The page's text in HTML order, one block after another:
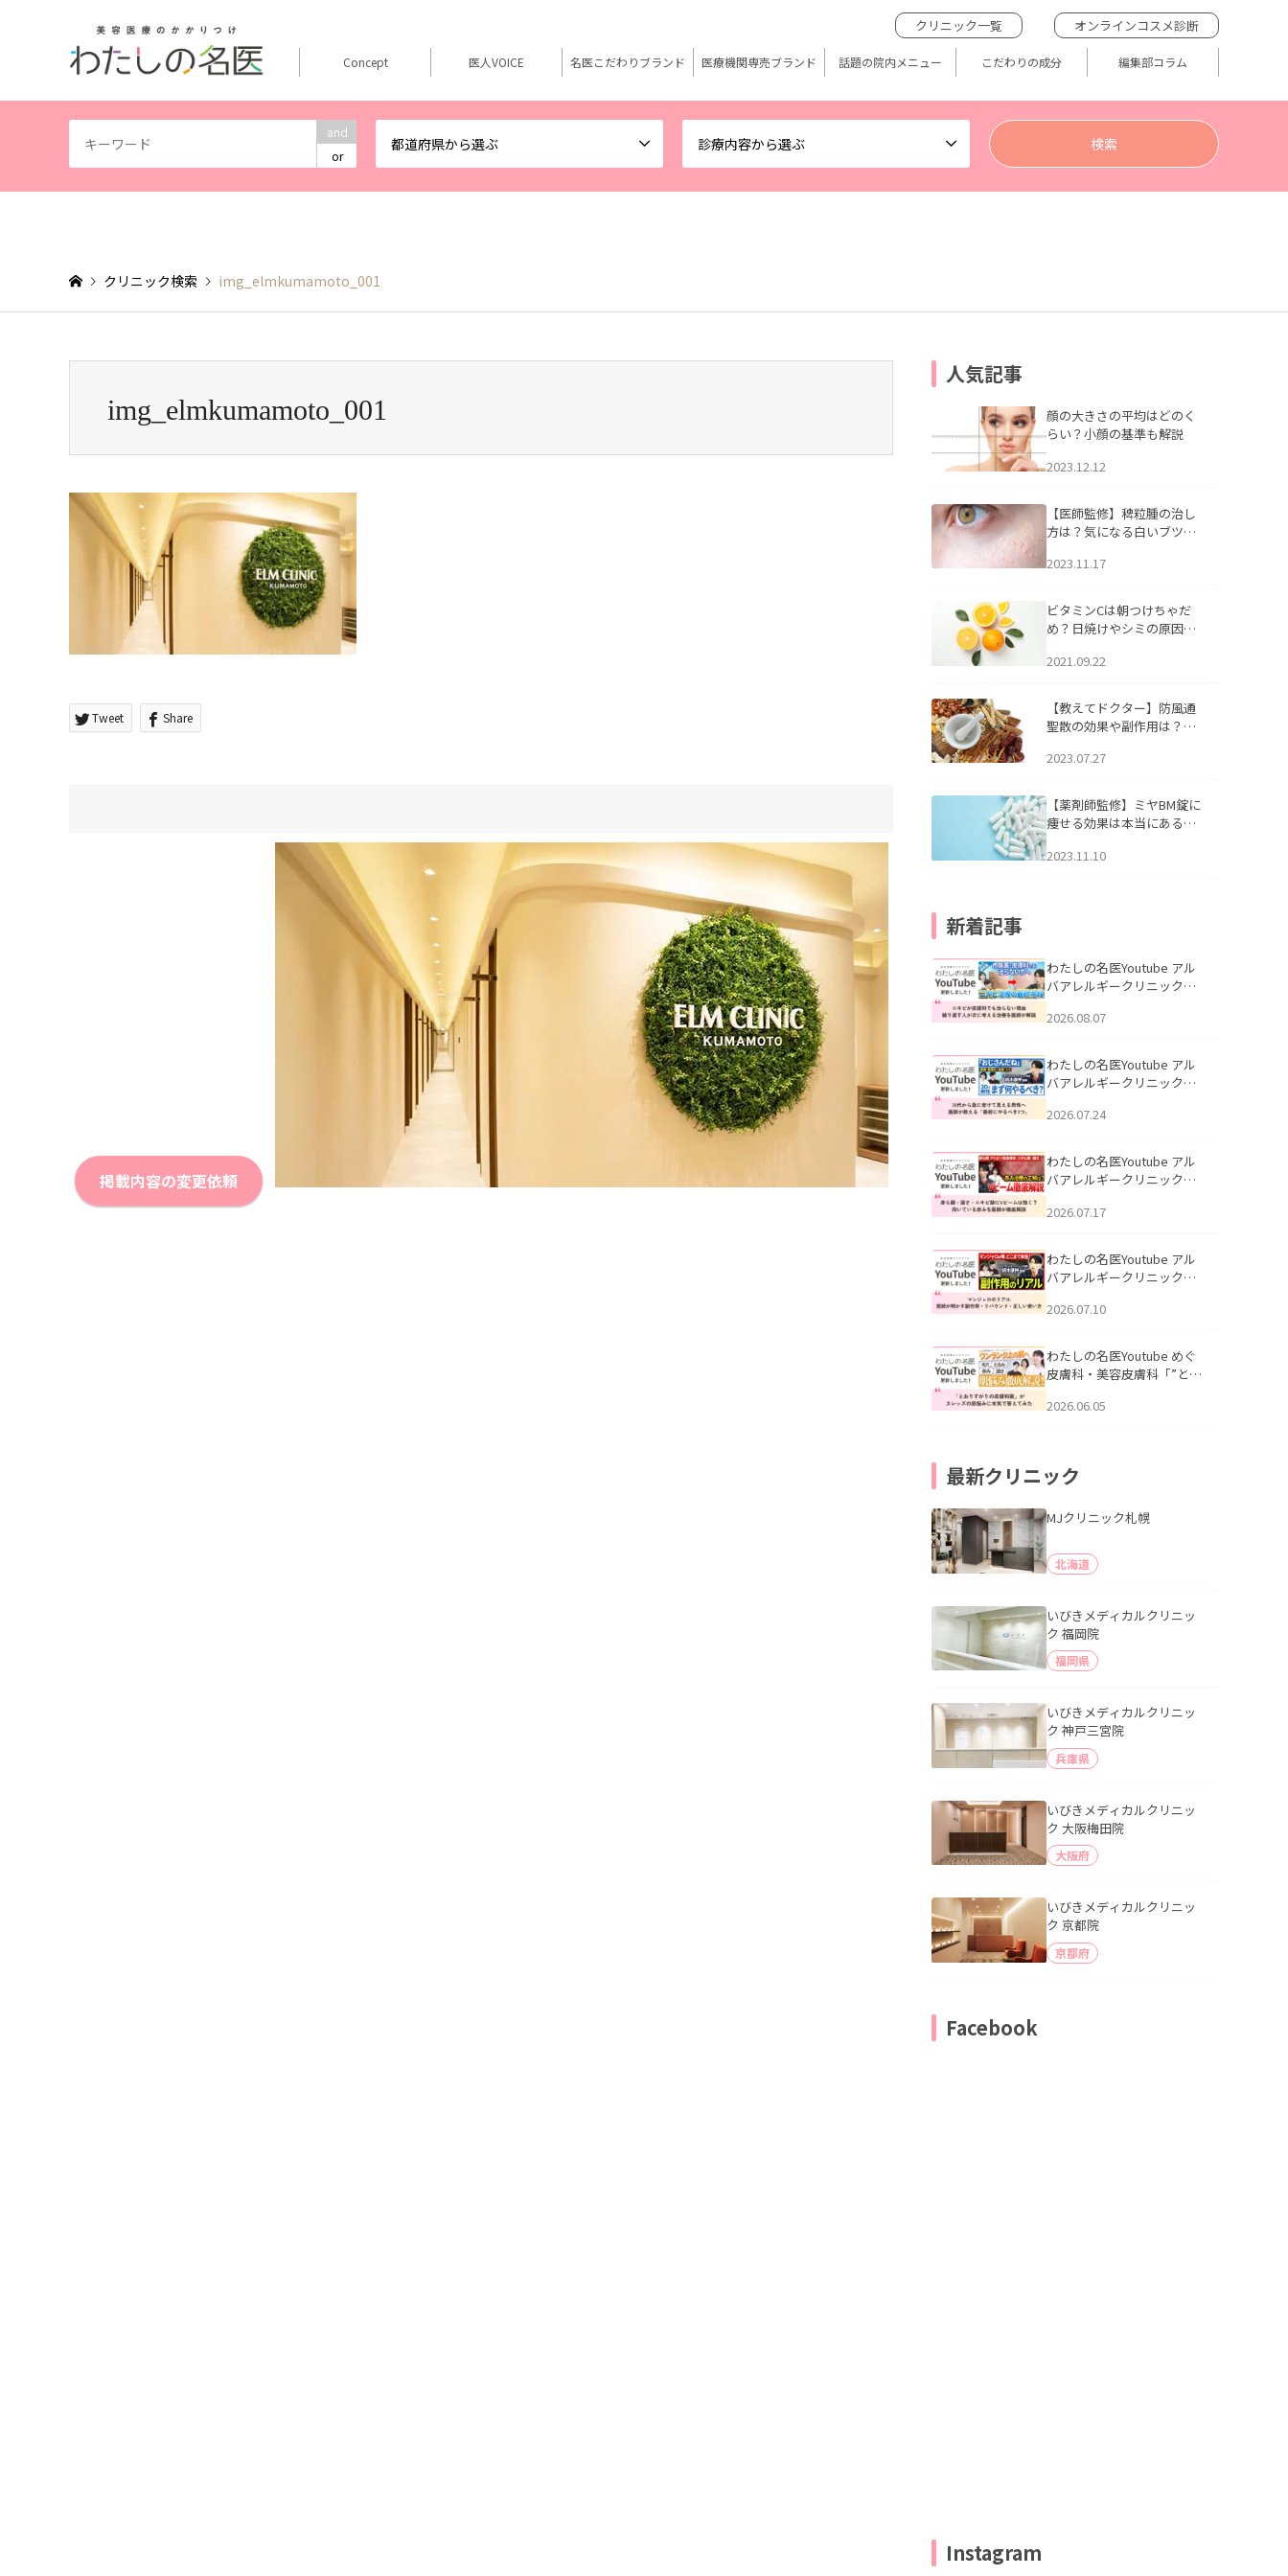
and
or
都道府県から選ぶ 診療内容から選ぶ
クリニック一覧 オンラインコスメ診断
Concept 医人VOICE 名医こだわりブランド 医療機関専売ブランド 話題の院内メニュー こだわりの成分 編集部コラム
クリニック検索 img_elmkumamoto_001
img_elmkumamoto_001
Tweet Share
掲載内容の変更依頼
人気記事
顔の大きさの平均はどのく
らい？小顔の基準も解説
2023.12.12
【医師監修】稗粒腫の治し
方は？気になる白いブツブ
アについて
2023.11.17
ビタミンCは朝つけちゃだ
め？日焼けやシミの原因に
2021.09.22
【教えてドクター】防風通
聖散の効果や副作用は？長
2023.07.27
【薬剤師監修】ミヤBM錠に
痩せる効果は本当にある
2023.11.10
新着記事
わたしの名医Youtube アル
バアレルギークリニック札
らない理由｜繰り返す人が
説」を公開いたしました。
2026.08.07
わたしの名医Youtube アル
バアレルギークリニック札
える男性へ｜医師が教える
公開いたしました。
2026.07.24
わたしの名医Youtube アル
バアレルギークリニック札
跡にVビームは効く？向いて
説」を公開いたしました。
2026.07.17
わたしの名医Youtube アル
バアレルギークリニック札
医師が明かす副作用・リバ
公開いたしました。
2026.07.10
わたしの名医Youtube めぐ
皮膚科・美容皮膚科「”とお
ッズの肌悩みに本気で答え
2026.06.05
最新クリニック
MJクリニック札幌
北海道
いびきメディカルクリニッ
ク 福岡院
福岡県
いびきメディカルクリニッ
ク 神戸三宮院
兵庫県
いびきメディカルクリニッ
ク 大阪梅田院
大阪府
いびきメディカルクリニッ
ク 京都院
京都府
Facebook
Instagram